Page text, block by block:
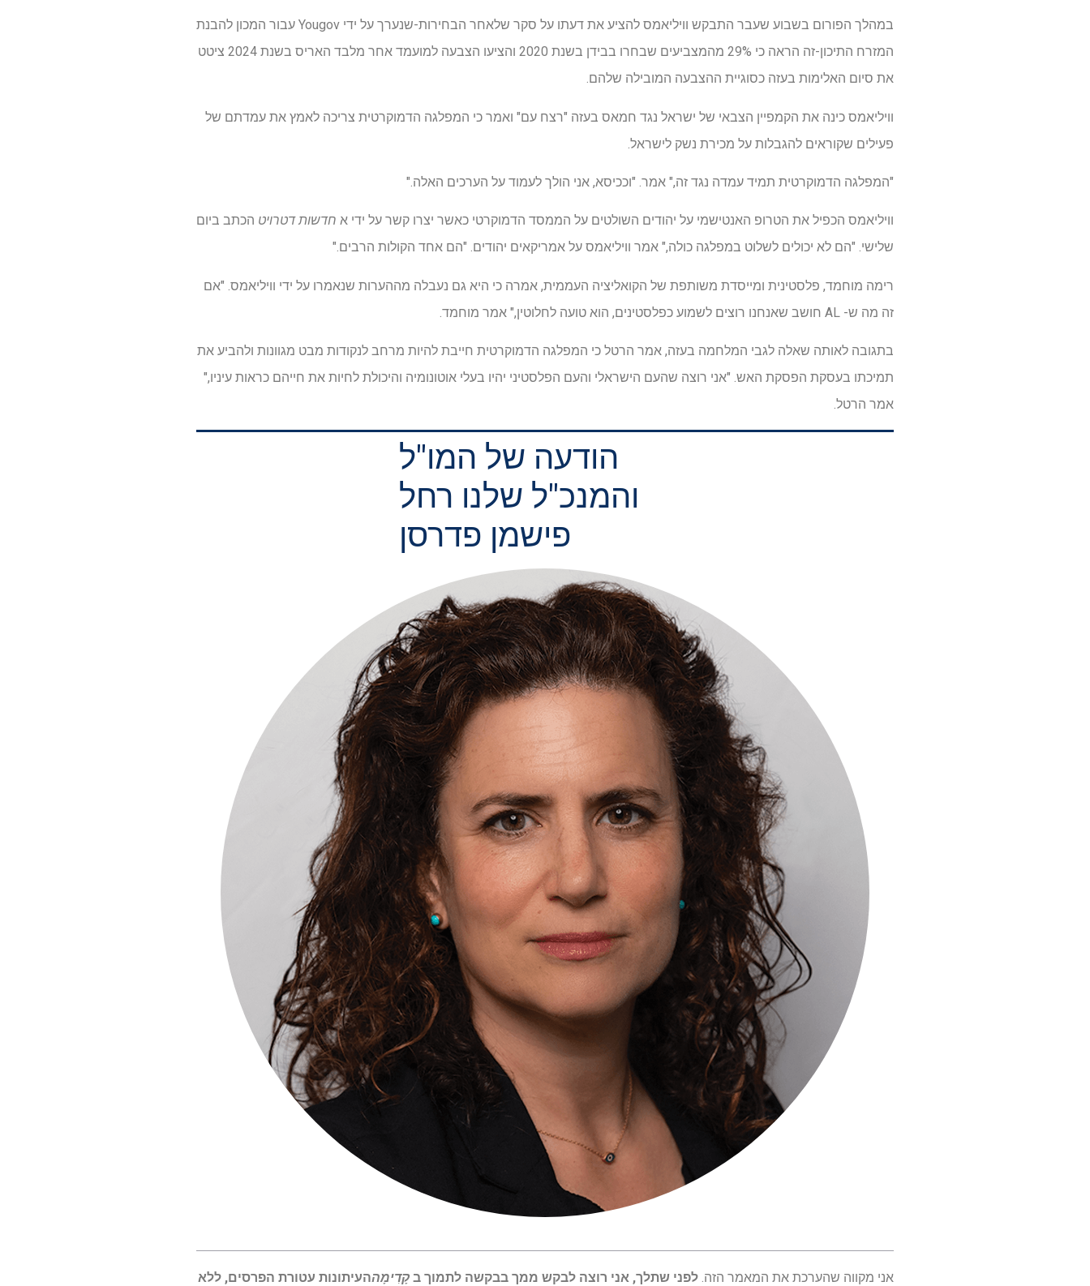
במהלך הפורום בשבוע שעבר התבקש וויליאמס להציע את דעתו על סקר שלאחר הבחירות-שנערך על ידי Yougov עבור המכון להבנת
המזרח התיכון-זה הראה כי 29% מהמצביעים שבחרו בבידן בשנת 2020 והציעו הצבעה למועמד אחר מלבד האריס בשנת 2024 ציטט
את סיום האלימות בעזה כסוגיית ההצבעה המובילה שלהם.
וויליאמס כינה את הקמפיין הצבאי של ישראל נגד חמאס בעזה "רצח עם" ואמר כי המפלגה הדמוקרטית צריכה לאמץ את עמדתם של
פעילים שקוראים להגבלות על מכירת נשק לישראל.
"המפלגה הדמוקרטית תמיד עמדה נגד זה," אמר. "וככיסא, אני הולך לעמוד על הערכים האלה."
וויליאמס הכפיל את הטרופ האנטישמי על יהודים השולטים על הממסד הדמוקרטי כאשר יצרו קשר על ידי א חדשות דטרויט הכתב ביום
שלישי. "הם לא יכולים לשלוט במפלגה כולה," אמר וויליאמס על אמריקאים יהודים. "הם אחד הקולות הרבים."
רימה מוחמד, פלסטינית ומייסדת משותפת של הקואליציה העממית, אמרה כי היא גם נעבלה מההערות שנאמרו על ידי וויליאמס. "אם
זה מה ש- AL חושב שאנחנו רוצים לשמוע כפלסטינים, הוא טועה לחלוטין," אמר מוחמד.
בתגובה לאותה שאלה לגבי המלחמה בעזה, אמר הרטל כי המפלגה הדמוקרטית חייבת להיות מרחב לנקודות מבט מגוונות ולהביע את
תמיכתו בעסקת הפסקת האש. "אני רוצה שהעם הישראלי והעם הפלסטיני יהיו בעלי אוטונומיה והיכולת לחיות את חייהם כראות עיניו,"
אמר הרטל.
הודעה של המו"ל
והמנכ"ל שלנו רחל
פישמן פדרסן
אני מקווה שהערכת את המאמר הזה. לפני שתלך, אני רוצה לבקש ממך בבקשה לתמוך ב קָדִימָההעיתונות עטורת הפרסים, ללא